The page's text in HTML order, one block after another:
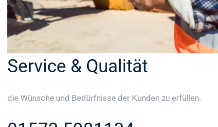
Service & Qualität
die Wünsche und Bedürfnisse der Kunden zu erfüllen.